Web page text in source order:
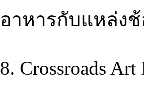
อาหารกับแหล่ง
8. Crossroads